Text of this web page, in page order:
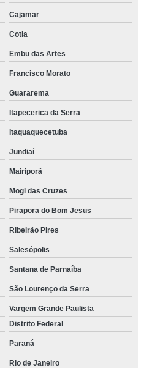
Cajamar
Cotia
Embu das Artes
Francisco Morato
Guararema
Itapecerica da Serra
Itaquaquecetuba
Jundiaí
Mairiporã
Mogi das Cruzes
Pirapora do Bom Jesus
Ribeirão Pires
Salesópolis
Santana de Parnaíba
São Lourenço da Serra
Vargem Grande Paulista
Distrito Federal
Paraná
Rio de Janeiro